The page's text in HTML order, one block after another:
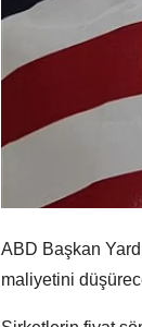
ABD Başkan
maliyetini